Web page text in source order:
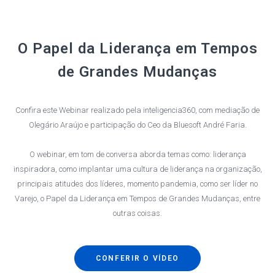
O Papel da Liderança em Tempos
de Grandes Mudanças
Confira este Webinar realizado pela inteligencia360, com mediação de
Olegário Araújo e participação do Ceo da Bluesoft André Faria.
O webinar, em tom de conversa aborda temas como: liderança
inspiradora, como implantar uma cultura de liderança na organização,
principais atitudes dos líderes, momento pandemia, como ser líder no
Varejo, o Papel da Liderança em Tempos de Grandes Mudanças, entre
outras coisas.
CONFERIR O VÍDEO